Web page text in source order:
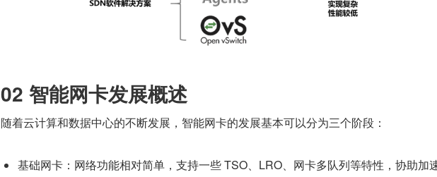
02 智能网卡发展概述
随着云计算和数据中心的不断发展，智能网卡的发展基本可以分为三个阶段：
基础网卡：网络功能相对简单，支持一些 TSO、LRO、网卡多队列等特性，协助加